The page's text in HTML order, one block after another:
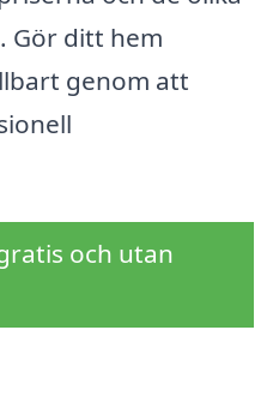
Gör ditt hem
genom att
och utan